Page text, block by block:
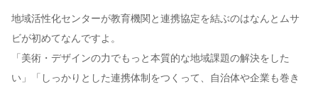
地域活性化センターが教育機関と連携協定を結ぶのはなんとムサ
ビが初めてなんですよ。
「美術・デザインの力でもっと本質的な地域課題の解決をした
い」「しっかりとした連携体制をつくって、自治体や企業も巻き